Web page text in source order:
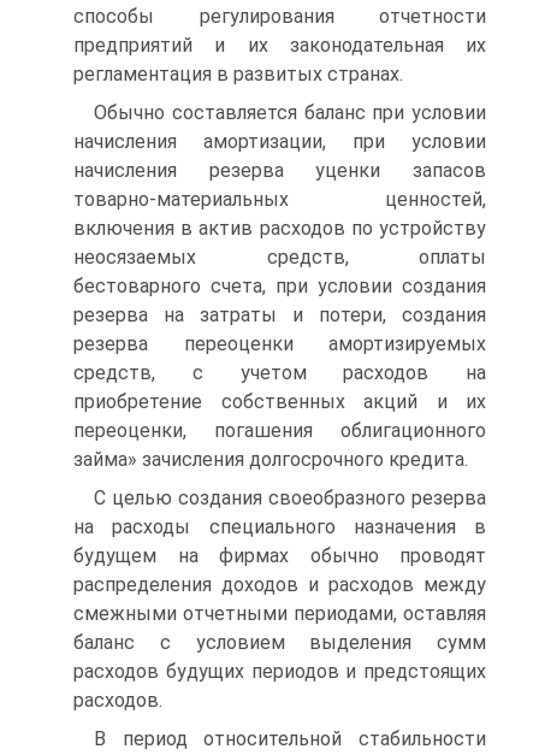
способы регулирования отчетности
предприятий и их законодательная их
регламентация в развитых странах.
Обычно составляется баланс при условии
начисления амортизации, при условии
начисления резерва уценки запасов
товарно-материальных ценностей,
включения в актив расходов по устройству
неосязаемых средств, оплаты
бестоварного счета, при условии создания
резерва на затраты и потери, создания
резерва переоценки амортизируемых
средств, с учетом расходов на
приобретение собственных акций и их
переоценки, погашения облигационного
займа» зачисления долгосрочного кредита.
С целью создания своеобразного резерва
на расходы специального назначения в
будущем на фирмах обычно проводят
распределения доходов и расходов между
смежными отчетными периодами, оставляя
баланс с условием выделения сумм
расходов будущих периодов и предстоящих
расходов.
В период относительной стабильности